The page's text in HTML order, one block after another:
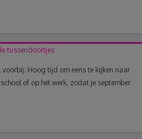
tussendoortjes
voorbij. Hoog tijd om eens te kijken naar
of op het werk, zodat je september